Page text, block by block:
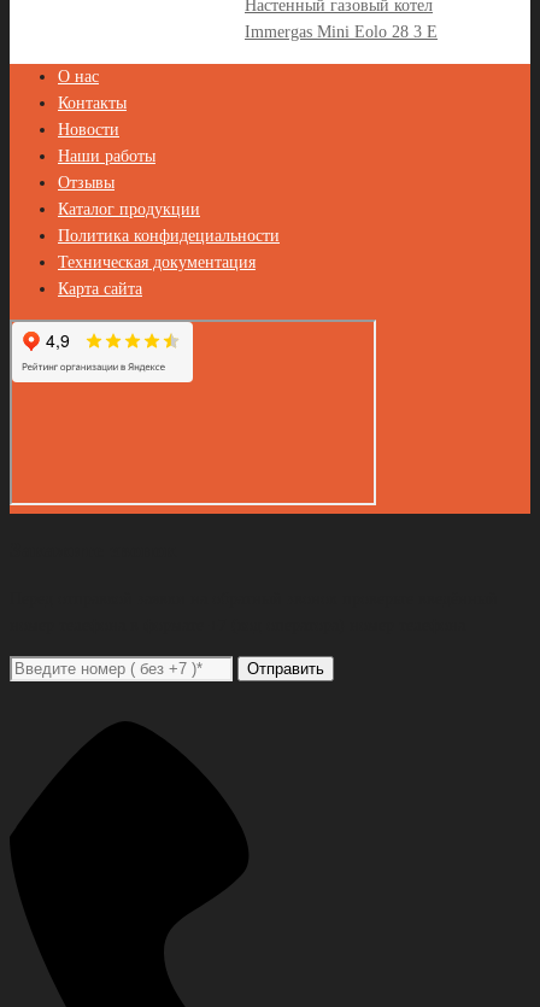
Настенный газовый котел
Immergas Mini Eolo 28 3 E
О нас
Контакты
Новости
Наши работы
Отзывы
Каталог продукции
Политика конфидециальности
Техническая документация
Карта сайта
Отправить